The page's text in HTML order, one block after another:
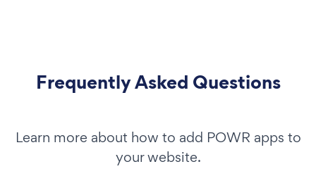
Frequently Asked Questions
Learn more about how to add POWR apps to
your website.